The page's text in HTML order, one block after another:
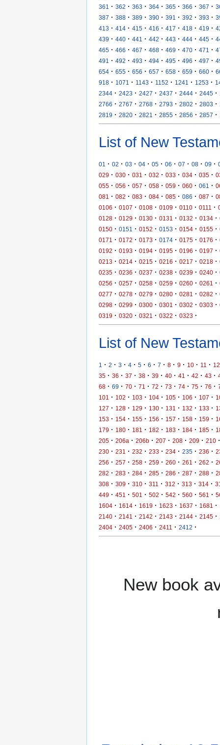
361
· 362 · 363 · 364 · 365 · 366 · 367 ·
387 · 388 · 389 · 390 · 391 · 392 · 393 ·
413 · 414 · 415 · 416 · 417 · 418 · 419 ·
439 · 440 · 441 · 442 · 443 · 444 · 445 ·
465 · 466 · 467 · 468 · 469 · 470 · 471 ·
491
· 492 · 493 · 494 · 495 · 496 · 497 ·
654 · 655 · 656 · 657 · 658 · 659 · 660 ·
918 · 1071 · 1143 · 1152 · 1241 · 1253 ·
2344 · 2423 · 2427 · 2437 · 2444 · 2445 ·
2766 · 2767 · 2768 · 2793 · 2802 · 2803 ·
2819 · 2820 · 2821 · 2855 · 2856 · 2857 ·
List of New
01 · 02 · 03 · 04 · 05 · 06 · 07 · 08 · 09 ·
029 · 030 · 031 · 032 · 033 · 034 · 035 ·
055 · 056 · 057 · 058 · 059 · 060 · 061 ·
081
· 082 · 083 · 084 · 085 · 086 · 087 ·
0106 · 0107 · 0108 · 0109 · 0110 · 0111 ·
0128 · 0129 · 0130 · 0131 · 0132 · 0134 ·
0150 · 0151 · 0152 · 0153 · 0154 · 0155 ·
0171
· 0172 · 0173 · 0174 · 0175 · 0176 ·
0192 · 0193 · 0194 · 0195 · 0196 · 0197 ·
0213 · 0214 · 0215 · 0216 · 0217 · 0218 ·
0235 · 0236 · 0237 · 0238 · 0239 · 0240 ·
0256 · 0257 · 0258 · 0259 · 0260 · 0261 ·
0277 · 0278 · 0279 · 0280 · 0281 · 0282 ·
0298 · 0299 · 0300 · 0301 · 0302 · 0303 ·
0319 · 0320 · 0321 · 0322 · 0323 ·
List of New
1 · 2 · 3 · 4 · 5 · 6 · 7 · 8 · 9 · 10 · 11 · 12
35 · 36 · 37 · 38 · 39 · 40 · 41 · 42 · 43 ·
68 · 69 · 70 · 71 · 72 · 73 · 74 · 75 · 76 ·
101
· 102 · 103 · 104 · 105 · 106 · 107 ·
127 · 128 · 129 · 130 · 131 · 132 · 133 ·
153 · 154 · 155 · 156 · 157 · 158 · 159 ·
179 · 180 · 181 · 182 · 183 · 184 · 185 ·
205 · 206a · 206b · 207 · 208 · 209 · 210 ·
230 · 231 · 232 · 233 · 234 · 235 · 236 ·
256 · 257 · 258 · 259 · 260 · 261 · 262 ·
282 · 283 · 284 · 285 · 286 · 287 · 288 ·
308 · 309 · 310 · 311 · 312 · 313 · 314 ·
449 · 451 · 501 · 502 · 542 · 560 · 561 ·
1604 · 1614 · 1619 · 1623 · 1637 · 1681 ·
2140 · 2141 · 2142 · 2143 · 2144 · 2145 ·
2404 · 2405 · 2406 · 2411 · 2412 ·
New book